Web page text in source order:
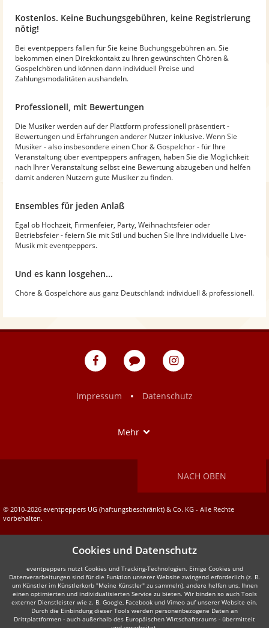
Kostenlos. Keine Buchungsgebühren, keine Registrierung
nötig!
Bei eventpeppers fallen für Sie keine Buchungsgebühren an. Sie
bekommen einen Direktkontakt zu Ihren gewünschten Chören &
Gospelchören und können dann individuell Preise und
Zahlungsmodalitäten aushandeln.
Professionell, mit Bewertungen
Die Musiker werden auf der Plattform professionell präsentiert -
Bewertungen und Erfahrungen anderer Nutzer inklusive. Wenn Sie
Musiker - also insbesondere einen Chor & Gospelchor - für Ihre
Veranstaltung über eventpeppers anfragen, haben Sie die Möglichkeit
nach Ihrer Veranstaltung selbst eine Bewertung abzugeben und helfen
damit anderen Nutzern gute Musiker zu finden.
Ensembles für jeden Anlaß
Egal ob Hochzeit, Firmenfeier, Party, Weihnachtsfeier oder
Betriebsfeier - feiern Sie mit Stil und buchen Sie Ihre individuelle Live-
Musik mit eventpeppers.
Und es kann losgehen...
Chöre & Gospelchöre aus ganz Deutschland: individuell & professionell.
eventpeppers
Blog
eventpeppers
Impressum
• Datenschutz
Mehr
NACH OBEN
© 2010-2026 eventpeppers UG (haftungsbeschränkt) & Co. KG - Alle Rechte
vorbehalten.
Cookies und Datenschutz
eventpeppers nutzt Cookies und Tracking-Technologien. Einige Cookies und
Datenverarbeitungen sind für die Funktion unserer Website zwingend erforderlich (z. B.
um Künstler im Künstlerkorb "Meine Künstler" zu sammeln), andere helfen uns, Ihnen
einen optimierten und individualisierten Service zu bieten. Wir binden so auch Tools
externer Dienstleister wie z. B. Google, Facebook und Vimeo auf unserer Website ein.
Durch die Einbindung dieser Tools werden personenbezogene Daten an
Drittplattformen - auch außerhalb des Europäischen Wirtschaftsraums - übermittelt